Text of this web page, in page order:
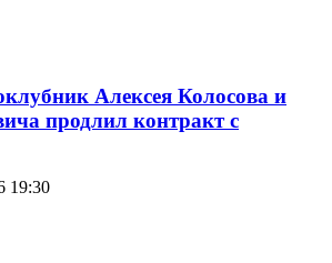
Алексея Колосова и
продлил контракт с
19:30